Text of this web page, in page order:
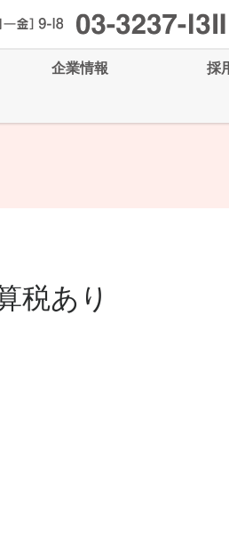
企業情報 採
税あり